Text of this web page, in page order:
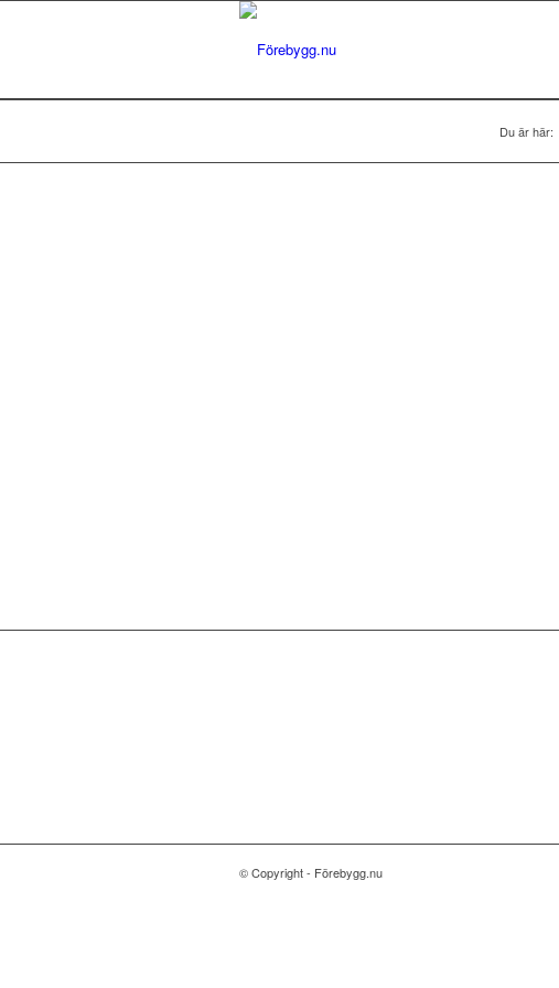
Du är här:
© Copyright - Förebygg.nu